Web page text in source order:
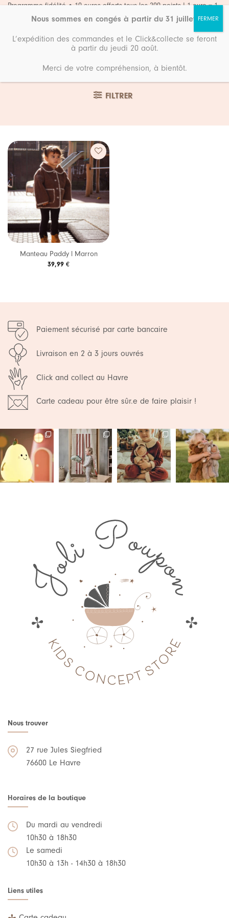
Passer
Programme fidélité • 10 euros offerts tous les 200 points ! 1 euro = 1
FILTRER
Ajouter
à ma
liste de
souhaits
Manteau Paddy l Marron
39,99 €
Paiement sécurisé par carte bancaire
Livraison en 2 à 3 jours ouvrés
Click and collect au Havre
Carte cadeau pour être sûr.e de faire plaisir !
Nous trouver
27 rue Jules Siegfried
76600 Le Havre
Horaires de la boutique
Du mardi au vendredi
10h30 à 18h30
Le samedi
10h30 à 13h - 14h30 à 18h30
Liens utiles
Nous sommes en congés à partir du 31 juillet
L’expédition des commandes et le Click&collecte se feront
à partir du jeudi 20 août.
Merci de votre compréhension, à bientôt.